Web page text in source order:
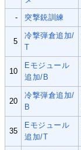
- 突撃銃訓練
5
冷撃弾倉追加/
T
10
Eモジュール
追加/B
20
冷撃弾倉追加/
B
35
Eモジュール
追加/T